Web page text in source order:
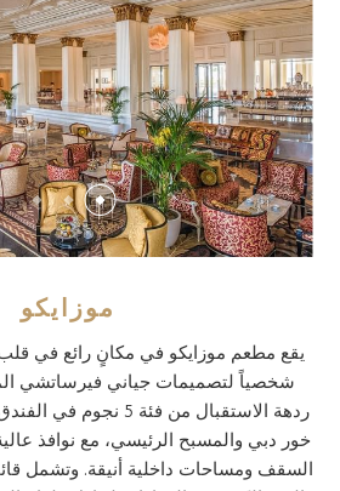
موزايكو
يقع مطعم موزايكو في مكانٍ رائع في قلب
شخصياً لتصميمات جياني فيرساتشي
ردهة الاستقبال من فئة 5
خور دبي والمسبح الرئيسي، مع نوافذ
السقف ومساحات داخلية أنيقة. وتشمل